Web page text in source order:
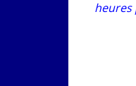
heures